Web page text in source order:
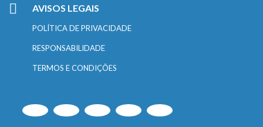
AVISOS LEGAIS
POLÍTICA DE PRIVACIDADE
RESPONSABILIDADE
TERMOS E CONDIÇÕES